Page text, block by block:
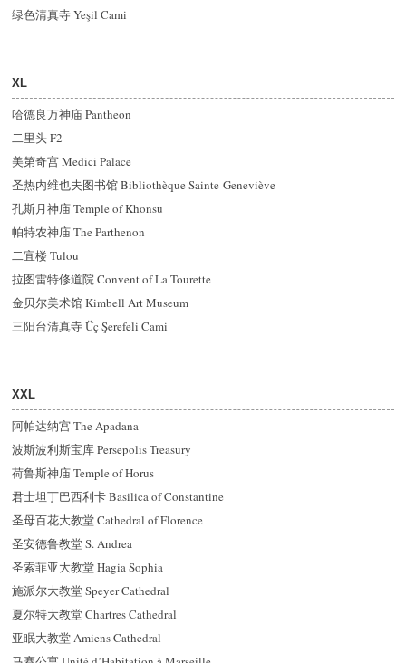
绿色清真寺 Yeşil Cami
XL
哈德良万神庙 Pantheon
二里头 F2
美第奇宫 Medici Palace
圣热内维也夫图书馆 Bibliothèque Sainte-Geneviève
孔斯月神庙 Temple of Khonsu
帕特农神庙 The Parthenon
二宜楼 Tulou
拉图雷特修道院 Convent of La Tourette
金贝尔美术馆 Kimbell Art Museum
三阳台清真寺 Üç Şerefeli Cami
XXL
阿帕达纳宫 The Apadana
波斯波利斯宝库 Persepolis Treasury
荷鲁斯神庙 Temple of Horus
君士坦丁巴西利卡 Basilica of Constantine
圣母百花大教堂 Cathedral of Florence
圣安德鲁教堂 S. Andrea
圣索菲亚大教堂 Hagia Sophia
施派尔大教堂 Speyer Cathedral
夏尔特大教堂 Chartres Cathedral
亚眠大教堂 Amiens Cathedral